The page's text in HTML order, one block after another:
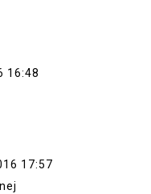
16:48
17:57